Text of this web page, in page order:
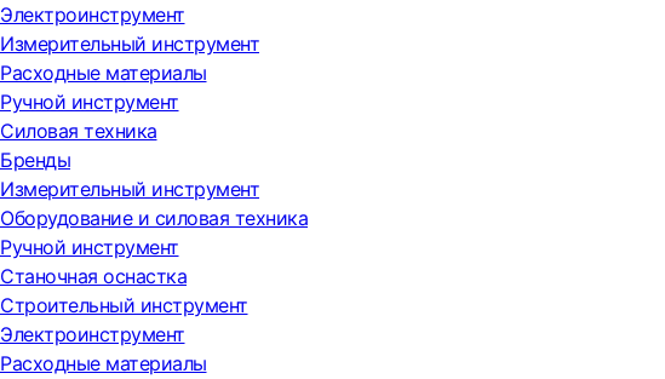
Электроинструмент
Измерительный инструмент
Расходные материалы
Ручной инструмент
Силовая техника
Бренды
Измерительный инструмент
Оборудование и силовая техника
Ручной инструмент
Станочная оснастка
Строительный инструмент
Электроинструмент
Расходные материалы